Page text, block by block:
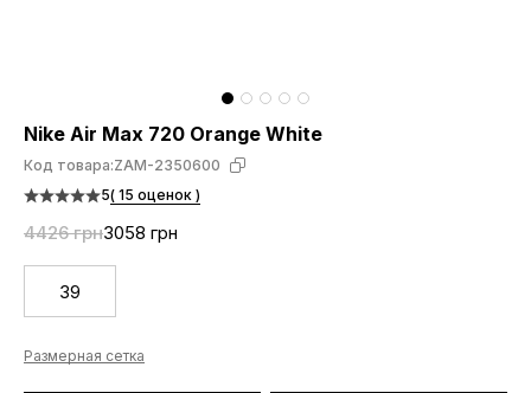
Nike Air Max 720 Orange White
Код товара:ZAM-2350600
5( 15 оценок )
4426 грн3058 грн
39
Размерная сетка